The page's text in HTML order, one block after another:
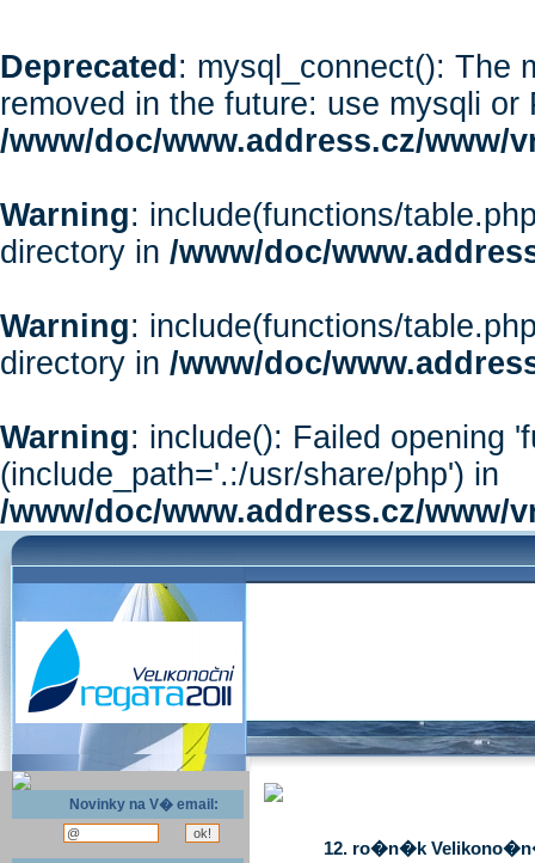
Deprecated : mysql_connect(): The
removed in the future: use mysqli or
/www/doc/www.address.cz/www/
Warning: include(functions/
directory in /www/doc/
Warning: include(functions/
directory in /www/doc/
Warning: include(): Failed opening
(include_path='.:/usr/share/php') in
/www/doc/www.address.cz/www/
Novinky na V� email:
12. ro�n�k